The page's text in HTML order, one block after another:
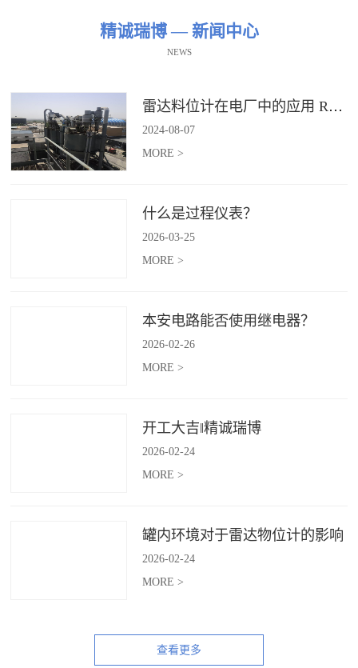
精诚瑞博 — 新闻中心
NEWS
雷达料位计在电厂中的应用 RBRDZB-71-6-C
2024-08-07
MORE >
什么是过程仪表？
2026-03-25
MORE >
本安电路能否使用继电器？
2026-02-26
MORE >
开工大吉‖精诚瑞博
2026-02-24
MORE >
罐内环境对于雷达物位计的影响
2026-02-24
MORE >
查看更多